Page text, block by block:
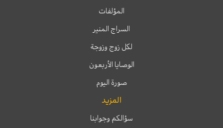
المؤلفات
السراج المنير
لكل زوج وزوجة
الوصايا الأربعون
صورة اليوم
المزيد
سؤالكم وجوابنا